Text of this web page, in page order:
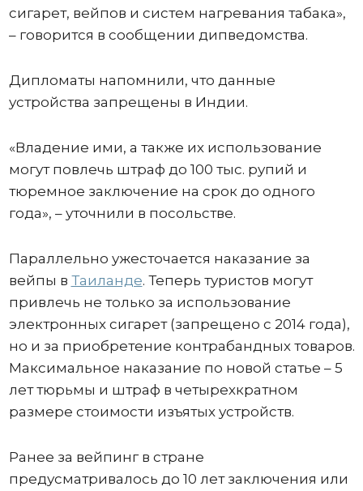
сигарет, вейпов и систем нагревания табака»,
– говорится в сообщении дипведомства.
Дипломаты напомнили, что данные
устройства запрещены в Индии.
«Владение ими, а также их использование
могут повлечь штраф до 100 тыс. рупий и
тюремное заключение на срок до одного
года», – уточнили в посольстве.
Параллельно ужесточается наказание за
вейпы в Таиланде. Теперь туристов могут
привлечь не только за использование
электронных сигарет (запрещено с 2014 года),
но и за приобретение контрабандных товаров.
Максимальное наказание по новой статье – 5
лет тюрьмы и штраф в четырехкратном
размере стоимости изъятых устройств.
Ранее за вейпинг в стране
предусматривалось до 10 лет заключения или